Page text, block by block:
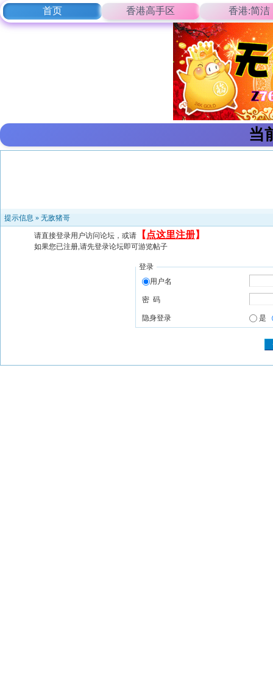
首页 香港高手区 香港:简洁
当
提示信息 » 无敌猪哥
请直接登录用户访问论坛，或请 【 点这里注册】
如果您已注册,请先登录论坛即可游览帖子
登录
用户名
密 码
隐身登录 是